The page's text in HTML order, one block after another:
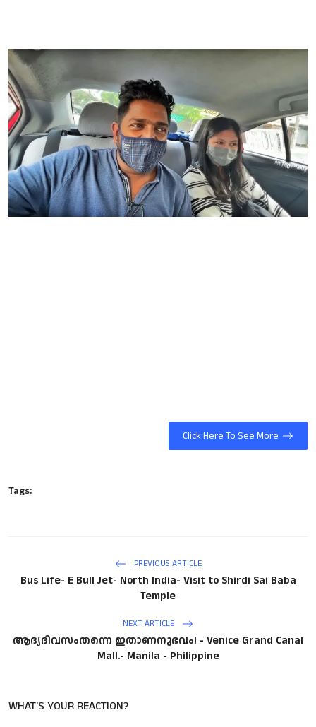
Earn Money
Tutorials
Malayalam
Click Here To See More
Tags:
PREVIOUS ARTICLE
Bus Life- E Bull Jet- North India- Visit to Shirdi Sai Baba
Temple
NEXT ARTICLE
ആദ്യദിവസംതന്നെ ഇതാണനുഭവം! - Venice Grand Canal
Mall.- Manila - Philippine
WHAT'S YOUR REACTION?